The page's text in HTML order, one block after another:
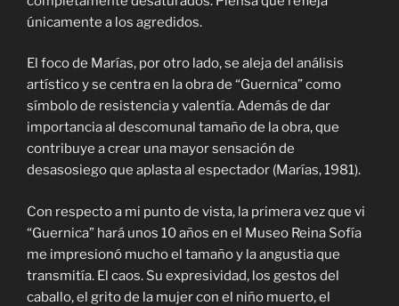
únicamente a los agredidos.
El foco de Marías, por otro lado, se aleja del análisis
artístico y se centra en la obra de “Guernica” como
símbolo de resistencia y valentía. Además de dar
importancia al descomunal tamaño de la obra, que
contribuye a crear una mayor sensación de
desasosiego que aplasta al espectador (Marías, 1981).
Con respecto a mi punto de vista, la primera vez que vi
“Guernica” hará unos 10 años en el Museo Reina Sofía
me impresionó mucho el tamaño y la angustia que
transmitía. El caos. Su expresividad, los gestos del
caballo, el grito de la mujer con el niño muerto, el